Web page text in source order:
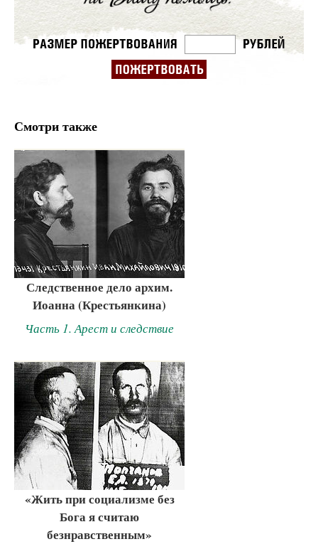
Смотри также
Следственное дело архим.
Иоанна (Крестьянкина)
Часть 1. Арест и следствие
«Жить при социализме без
Бога я считаю
безнравственным»